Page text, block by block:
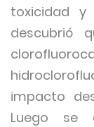
toxicidad y
descubrió
impacto
Luego se